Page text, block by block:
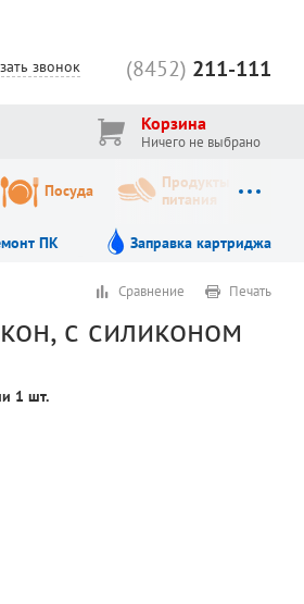
(8452) 211-111
звонок
Корзина
Ничего не выбрано
Посуда
Продукты
питания
ПК Заправка картриджа
с силиконом
Сравнение Печать
1 шт.